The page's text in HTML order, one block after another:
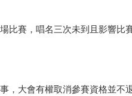
比賽，唱名三次未到且影響比
，大會有權取消參賽資格並不